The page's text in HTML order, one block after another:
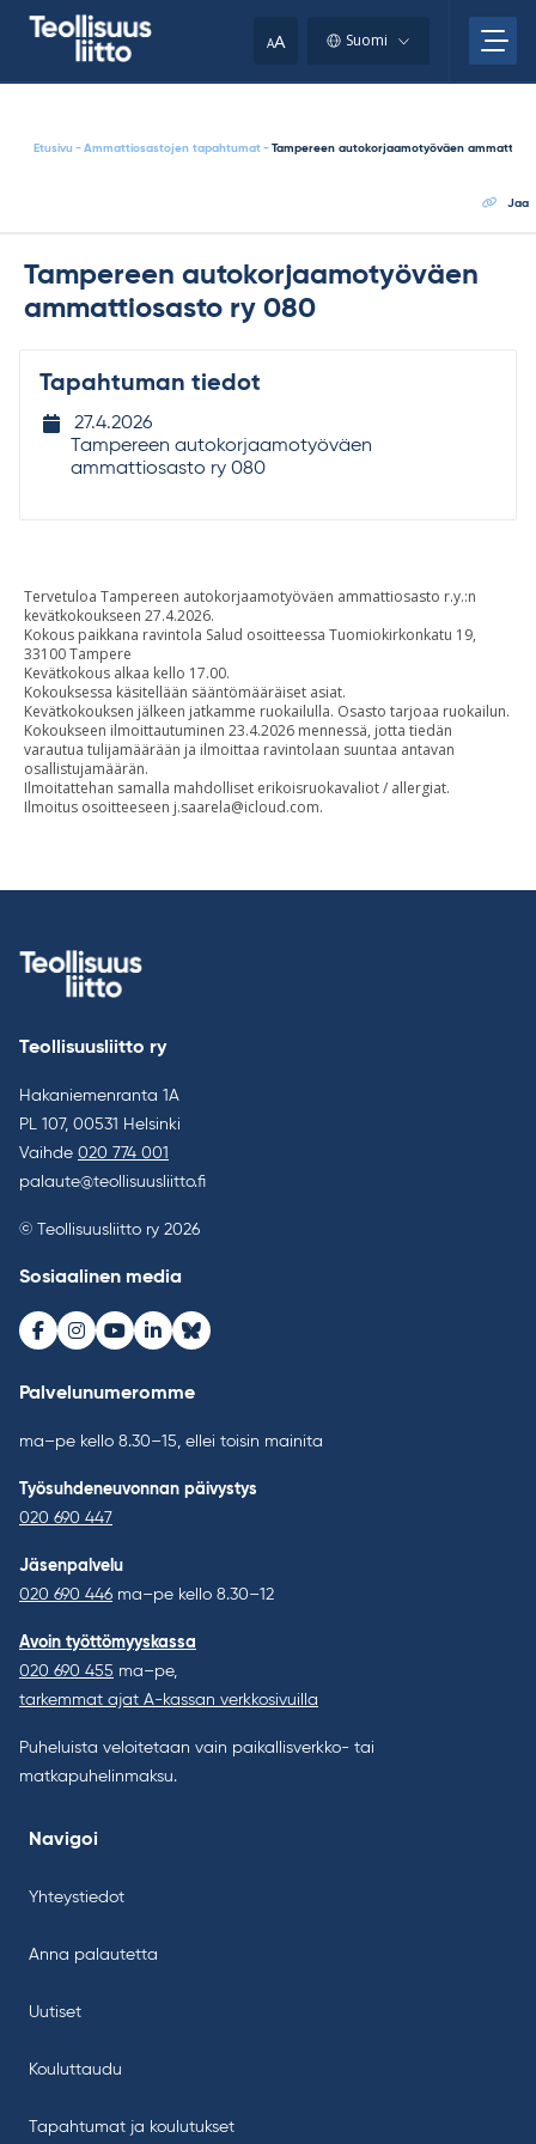
AA Suomi
Etusivu - Ammattiosastojen tapahtumat - Tampereen autokorjaamotyöväen
Jaa
Tampereen autokorjaamotyöväen
ammattiosasto ry 080
Tapahtuman tiedot
Tapahtuman
ajankohta
27.4.2026
Tampereen autokorjaamotyöväen
ammattiosasto ry 080
Tervetuloa Tampereen autokorjaamotyöväen ammattiosasto r.y.:n
kevätkokoukseen 27.4.2026.
Kokous paikkana ravintola Salud osoitteessa Tuomiokirkonkatu 19,
33100 Tampere
Kevätkokous alkaa kello 17.00.
Kokouksessa käsitellään sääntömääräiset asiat.
Kevätkokouksen jälkeen jatkamme ruokailulla. Osasto tarjoaa ruokailun.
Kokoukseen ilmoittautuminen 23.4.2026 mennessä, jotta tiedän
varautua tulijamäärään ja ilmoittaa ravintolaan suuntaa antavan
osallistujamäärän.
Ilmoitattehan samalla mahdolliset erikoisruokavaliot / allergiat.
Ilmoitus osoitteeseen j.saarela@icloud.com.
clipboard.)
Teollisuusliitto ry
Hakaniemenranta 1A
PL 107, 00531 Helsinki
Vaihde 020 774 001
palaute@teollisuusliitto.fi
© Teollisuusliitto ry 2026
Sosiaalinen media
Facebook
Instagram
Youtube
LinkedInBluesky
Palvelunumeromme
ma–pe kello 8.30–15, ellei toisin mainita
Työsuhdeneuvonnan päivystys
020 690 447
Jäsenpalvelu
020 690 446 ma–pe kello 8.30–12
Avoin työttömyyskassa
020 690 455 ma–pe,
tarkemmat ajat A-kassan verkkosivuilla
Puheluista veloitetaan vain paikallisverkko- tai
matkapuhelinmaksu.
Navigoi
Yhteystiedot
Anna palautetta
Uutiset
Kouluttaudu
Tapahtumat ja koulutukset